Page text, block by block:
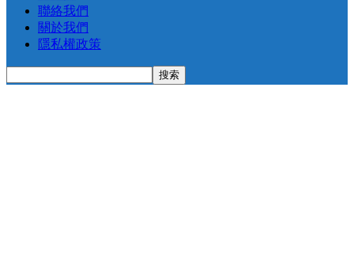
聯絡我們
關於我們
隱私權政策